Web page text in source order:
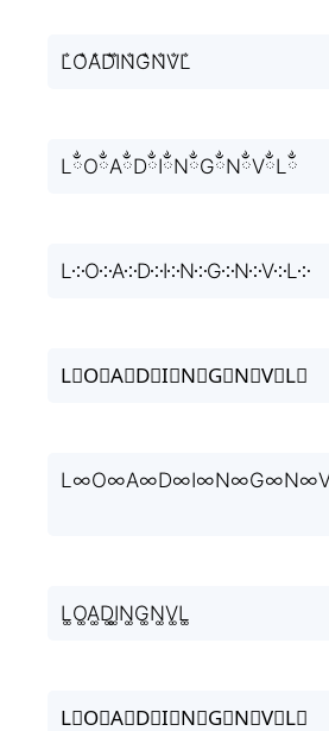
L̐O̐A̐D̐I̐N̐G̐N̐V̐L̐
LྂOྂAྂDྂIྂNྂGྂNྂVྂLྂ
L༶O༶A༶D༶I༶N༶G༶N༶V༶L༶
L⃒O⃒A⃒D⃒I⃒N⃒G⃒N⃒V⃒L⃒
L͚O͚A͚D͚I͚N͚G͚N͚V͚L͚
L⃒O⃒A⃒D⃒I⃒N⃒G⃒N⃒V⃒L⃒